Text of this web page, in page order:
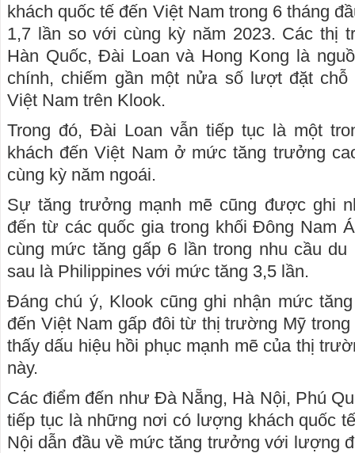
khách quốc tế đến Việt Nam trong 6 tháng
1,7 lần so với cùng kỳ năm 2023. Các thị
Hàn Quốc, Đài Loan và Hong Kong là
chính, chiếm gần một nửa số lượt đặt chỗ
Việt Nam trên Klook.
Trong đó, Đài Loan vẫn tiếp tục là một
khách đến Việt Nam ở mức tăng trưởng
cùng kỳ năm ngoái.
Sự tăng trưởng mạnh mẽ cũng được ghi
đến từ các quốc gia trong khối Đông Nam
cùng mức tăng gấp 6 lần trong nhu cầu
sau là Philippines với mức tăng 3,5 lần.
Đáng chú ý, Klook cũng ghi nhận mức
đến Việt Nam gấp đôi từ thị trường Mỹ
thấy dấu hiệu hồi phục mạnh mẽ của thị
này.
Các điểm đến như Đà Nẵng, Hà Nội, Phú
tiếp tục là những nơi có lượng khách quốc
Nội dẫn đầu về mức tăng trưởng với lượng